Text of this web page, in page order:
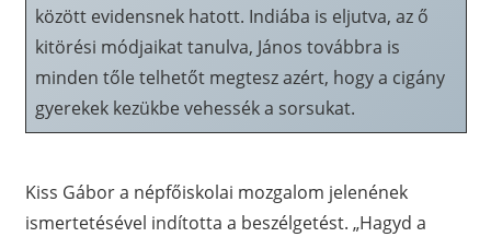
között evidensnek hatott. Indiába is eljutva, az ő
kitörési módjaikat tanulva, János továbbra is
minden tőle telhetőt megtesz azért, hogy a cigány
gyerekek kezükbe vehessék a sorsukat.
Kiss Gábor a népfőiskolai mozgalom jelenének
ismertetésével indította a beszélgetést. „Hagyd a